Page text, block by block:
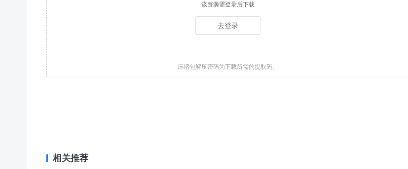
该资源需登录后下载
去登录
压缩包解压密码为下载所需的提取码。
相关推荐